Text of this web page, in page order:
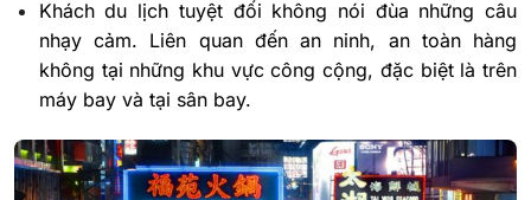
Khách du lịch tuyệt đối không nói đùa những câu
nhạy cảm. Liên quan đến an ninh, an toàn hàng
không tại những khu vực công cộng, đặc biệt là trên
máy bay và tại sân bay.